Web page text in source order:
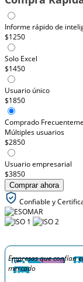
Informe rápido de
$1250
Solo Excel
$1450
Usuario único
$1850
Comprado
Múltiples usuarios
$2850
Usuario empresarial
$3850
Comprar ahora
Confiable y
Empresas que confían
mercado